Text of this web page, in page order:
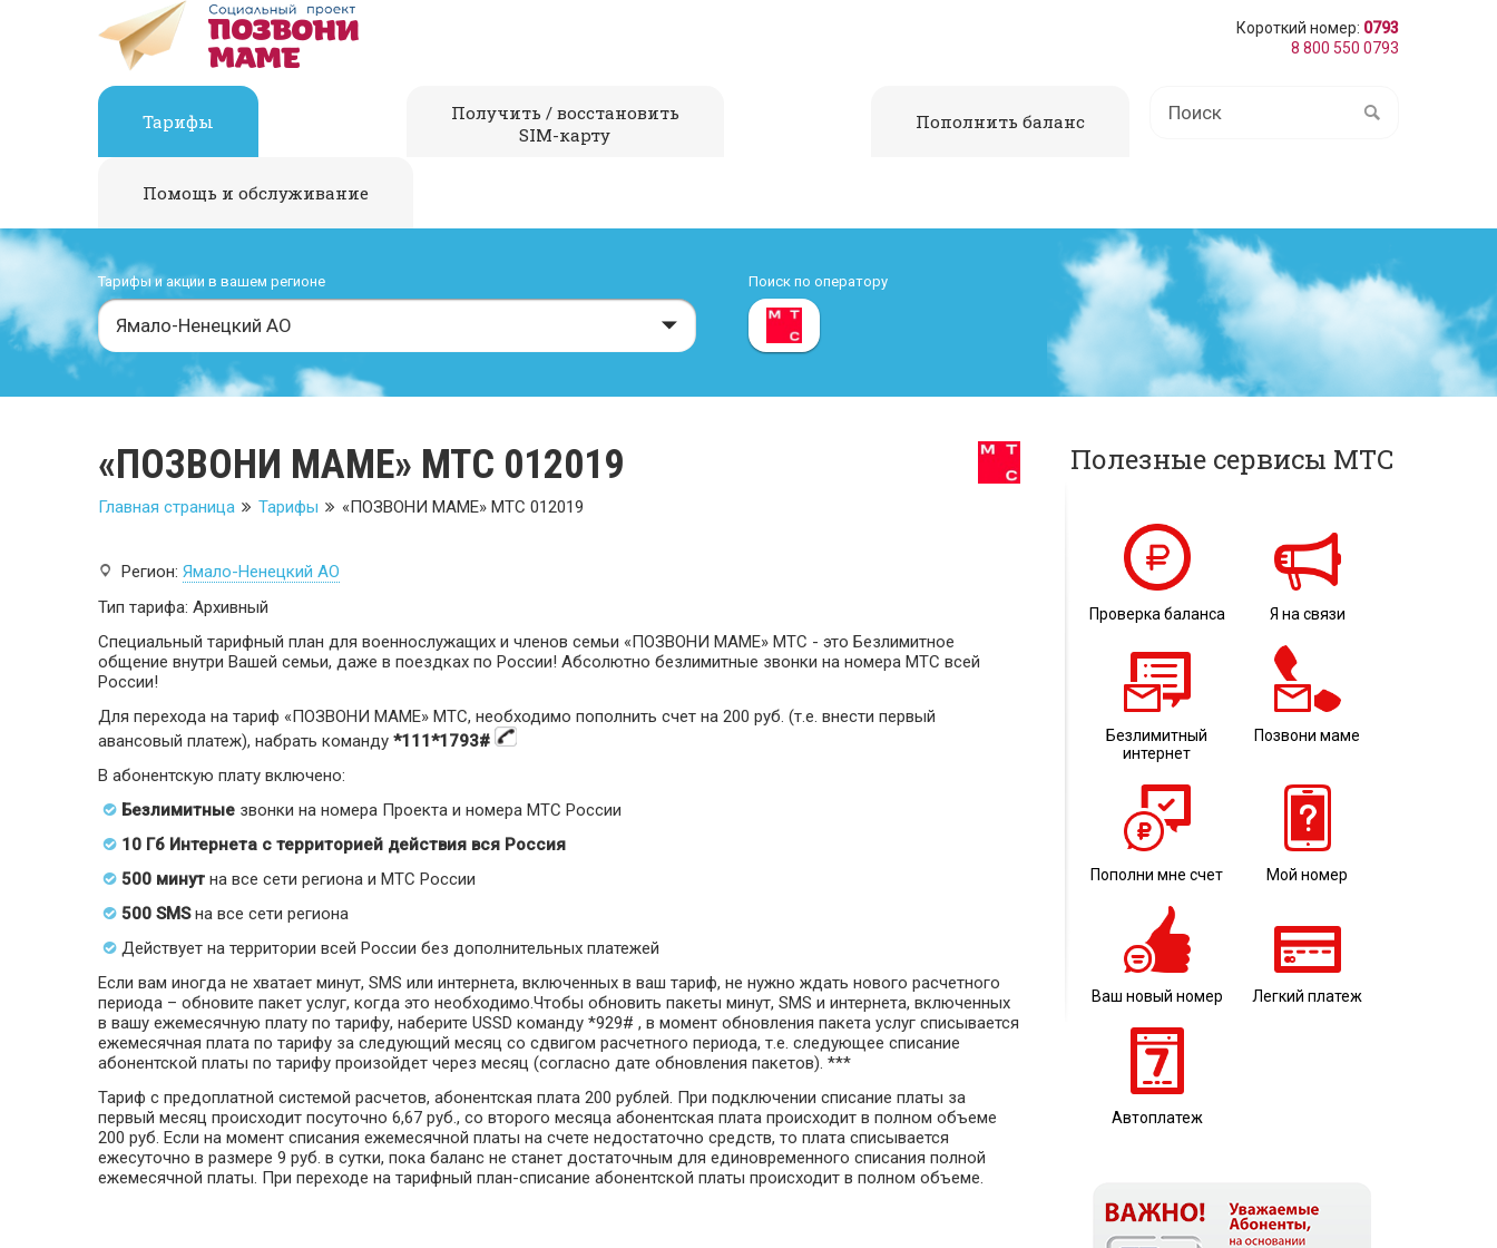
Короткий номер: 0793
8 800 550 0793
Тарифы
Получить / восстановить
SIM-карту
Пополнить баланс
Помощь и обслуживание
Тарифы и акции в вашем регионе
Ямало-Ненецкий АО
Поиск по оператору
«ПОЗВОНИ МАМЕ» МТС 012019
Главная страница Тарифы «ПОЗВОНИ МАМЕ» МТС 012019
Регион: Ямало-Ненецкий АО
Тип тарифа: Архивный
Специальный тарифный план для военнослужащих и членов семьи «ПОЗВОНИ МАМЕ» МТС - это Безлимитное
общение внутри Вашей семьи, даже в поездках по России! Абсолютно безлимитные звонки на номера МТС всей
России!
Для перехода на тариф «ПОЗВОНИ МАМЕ» МТС, необходимо пополнить счет на 200 руб. (т.е. внести первый
авансовый платеж), набрать команду *111*1793#
В абонентскую плату включено:
Безлимитные звонки на номера Проекта и номера МТС России
10 Гб Интернета с территорией действия вся Россия
500 минут на все сети региона и МТС России
500 SMSна все сети региона
Действует на территории всей России без дополнительных платежей
Если вам иногда не хватает минут, SMS или интернета, включенных в ваш тариф, не нужно ждать нового расчетного
периода – обновите пакет услуг, когда это необходимо.Чтобы обновить пакеты минут, SMS и интернета, включенных
в вашу ежемесячную плату по тарифу, наберите USSD команду *929# , в момент обновления пакета услуг списывается
ежемесячная плата по тарифу за следующий месяц со сдвигом расчетного периода, т.е. следующее списание
абонентской платы по тарифу произойдет через месяц (согласно дате обновления пакетов). ***
Тариф с предоплатной системой расчетов, абонентская плата 200 рублей. При подключении списание платы за
первый месяц происходит посуточно 6,67 руб., со второго месяца абонентская плата происходит в полном объеме
200 руб. Если на момент списания ежемесячной платы на счете недостаточно средств, то плата списывается
ежесуточно в размере 9 руб. в сутки, пока баланс не станет достаточным для единовременного списания полной
ежемесячной платы. При переходе на тарифный план-списание абонентской платы происходит в полном объеме.
Полезные сервисы МТС
Проверка баланса Я на связи
Безлимитный
интернет
Позвони маме
Пополни мне счет Мой номер
Ваш новый номер Легкий платеж
Автоплатеж